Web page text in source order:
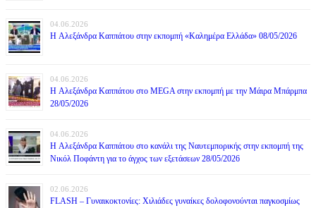
04.06.2026
H Αλεξάνδρα Καππάτου στην εκπομπή «Καλημέρα Ελλάδα» 08/05/2026
04.06.2026
H Αλεξάνδρα Καππάτου στο MEGA στην εκπομπή με την Μάιρα Mπάρμπα
28/05/2026
04.06.2026
H Αλεξάνδρα Καππάτου στο κανάλι της Ναυτεμπορικής στην εκπομπή της
Νικόλ Ποφάντη για το άγχος των εξετάσεων 28/05/2026
02.06.2026
FLASH – Γυναικοκτονίες: Χιλιάδες γυναίκες δολοφονούνται παγκοσμίως